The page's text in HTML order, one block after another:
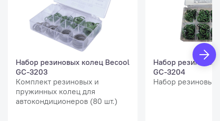
Программируемая дозаправка баллона
Обновление ПО и БД через USB
Загрузка данных о произведенных операциях на ПК
Индивидуальные настройки для 10 пользователей с
паролями
Система блокировки весов
Возможность конверсии установки для работы с
фреоном HFO1234yf при помощи опционального
Набор резиновых колец Becool
GC-3203
Комплект резиновых и
пружинных колец для
автокондиционеров (80 шт.)
Набор резиновых
GC-3204
Набор резиновых